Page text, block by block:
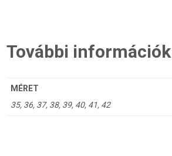
További információk
MÉRET
35, 36, 37, 38, 39, 40, 41, 42